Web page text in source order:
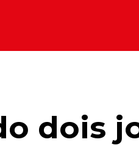
dois